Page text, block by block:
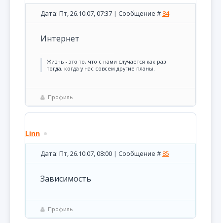
Дата: Пт, 26.10.07, 07:37 | Сообщение # 84
Интернет
Жизнь - это то, что с нами случается как раз
тогда, когда у нас совсем другие планы.
Профиль
Linn
Дата: Пт, 26.10.07, 08:00 | Сообщение # 85
Зависимость
Профиль